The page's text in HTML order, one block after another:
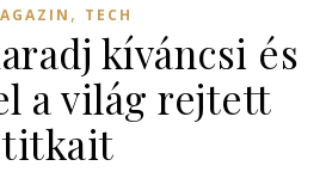
, TECH
kíváncsi és
a világ rejtett
titkait